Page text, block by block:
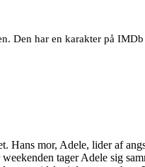
Den har en karakter på
Hans mor, Adele, lider af
tager Adele sig